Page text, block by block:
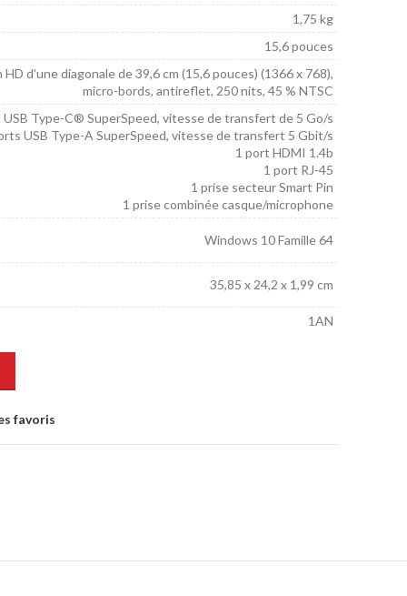
1,75 kg
15,6 pouces
HD d’une diagonale de 39,6 cm (15,6 pouces) (1366 x 768),
micro-bords, antireflet, 250 nits, 45 % NTSC
USB Type-C® SuperSpeed, vitesse de transfert de 5 Go/s
USB Type-A SuperSpeed, vitesse de transfert 5 Gbit/s
1 port HDMI 1.4b
1 port RJ-45
1 prise secteur Smart Pin
1 prise combinée casque/microphone
Windows 10 Famille 64
35,85 x 24,2 x 1,99 cm
1AN
favoris